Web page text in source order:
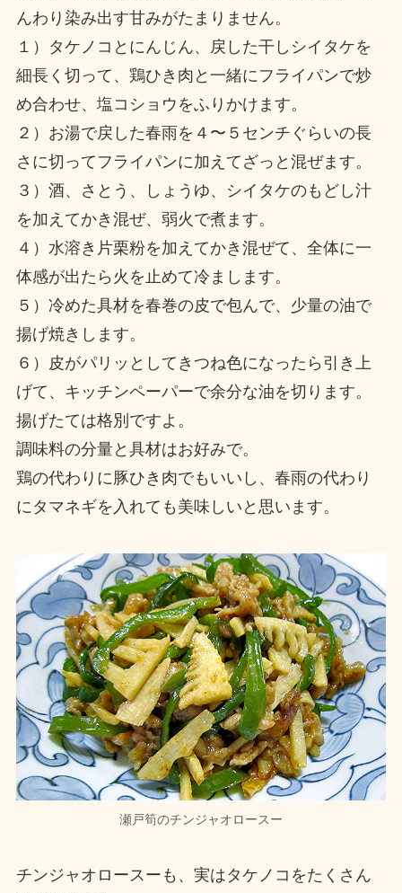
んわり染み出す甘みがたまりません。
１）タケノコとにんじん、戻した干しシイタケを
細長く切って、鶏ひき肉と一緒にフライパンで炒
め合わせ、塩コショウをふりかけます。
２）お湯で戻した春雨を４〜５センチぐらいの長
さに切ってフライパンに加えてざっと混ぜます。
３）酒、さとう、しょうゆ、シイタケのもどし汁
を加えてかき混ぜ、弱火で煮ます。
４）水溶き片栗粉を加えてかき混ぜて、全体に一
体感が出たら火を止めて冷まします。
５）冷めた具材を春巻の皮で包んで、少量の油で
揚げ焼きします。
６）皮がパリッとしてきつね色になったら引き上
げて、キッチンペーパーで余分な油を切ります。
揚げたては格別ですよ。
調味料の分量と具材はお好みで。
鶏の代わりに豚ひき肉でもいいし、春雨の代わり
にタマネギを入れても美味しいと思います。
瀬戸筍のチンジャオロースー
チンジャオロースーも、実はタケノコをたくさん